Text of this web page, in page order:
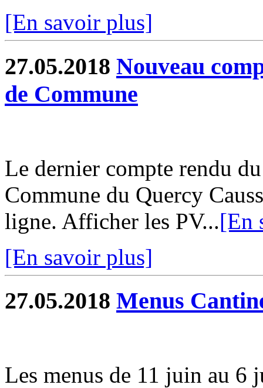
[En savoir plus]
27.05.2018 Nouveau
de Commune
Le dernier compte rendu
Commune du Quercy
ligne. Afficher les PV...[En
[En savoir plus]
27.05.2018 Menus
Les menus de 11 juin au 6